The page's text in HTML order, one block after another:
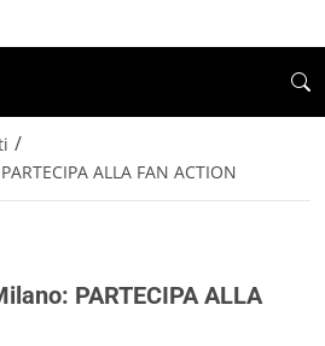
/
ALLA FAN ACTION
PARTECIPA ALLA